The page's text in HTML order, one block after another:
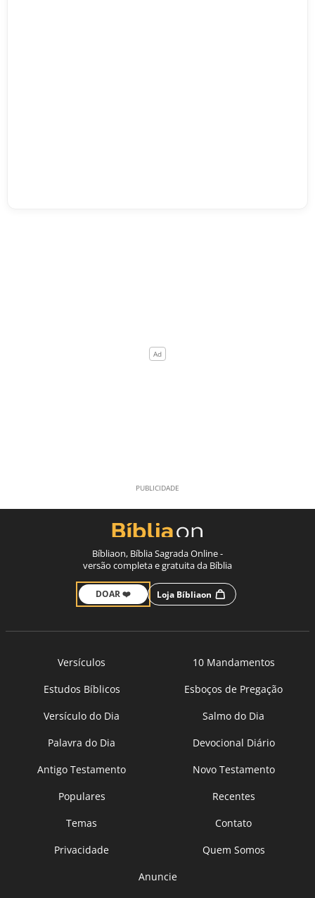
Bíbliaon, Bíblia Sagrada Online -
versão completa e gratuita da Bíblia
DOAR ❤️ Loja Bíbliaon
Versículos
10 Mandamentos
Estudos Bíblicos
Esboços de Pregação
Versículo do Dia
Salmo do Dia
Palavra do Dia
Devocional Diário
Antigo Testamento
Novo Testamento
Populares
Recentes
Temas
Contato
Privacidade
Quem Somos
Anuncie